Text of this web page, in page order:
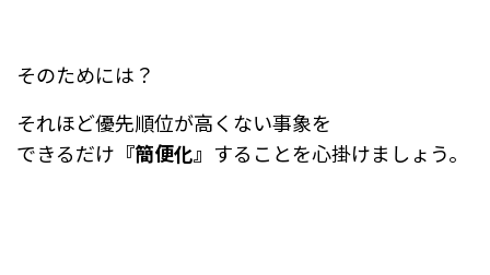
そのためには？
それほど優先順位が高くない事象を
できるだけ 『簡便化』 することを心掛けましょう。